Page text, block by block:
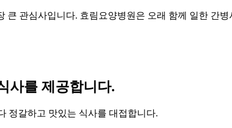
큰 관심사입니다. 효림요양병원은 오래 함께 일한 간
사를 제공합니다.
정갈하고 맛있는 식사를 대접합니다.